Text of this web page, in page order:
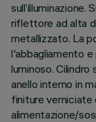
riflettore ad alta
metallizzato. La
l'abbagliamento
luminoso.
anello interno in
finiture verniciate
alimentazione/